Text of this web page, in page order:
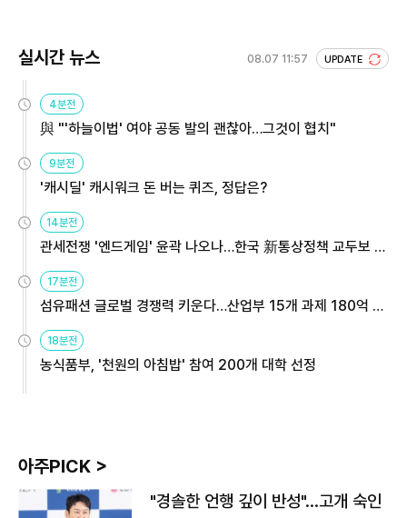
실시간 뉴스 08.07 11:57 UPDATE
4분전
與 "'하늘이법' 여야 공동 발의 괜찮아…그것이 협치"
9분전
'캐시딜' 캐시워크 돈 버는 퀴즈, 정답은?
14분전
관세전쟁 '엔드게임' 윤곽 나오나…한국 新통상정책 교두보 활
용해야
17분전
섬유패션 글로벌 경쟁력 키운다…산업부 15개 과제 180억 지
원
18분전
농식품부, '천원의 아침밥' 참여 200개 대학 선정
아주PICK >
"경솔한 언행 깊이 반성"…고개 숙인